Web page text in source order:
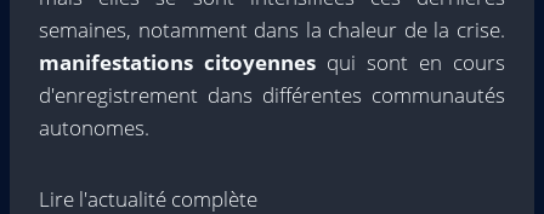
semaines, notamment dans la chaleur de la crise.
manifestations citoyennes qui sont en cours
d'enregistrement dans différentes communautés
autonomes.
Lire l'actualité complète